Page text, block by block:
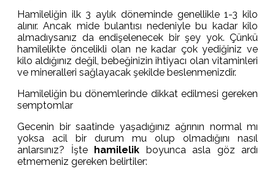
Hamileliğin ilk 3 aylık döneminde genellikle 1-3 kilo
alınır. Ancak mide bulantısı nedeniyle bu kadar kilo
almadıysanız da endişelenecek bir şey yok. Çünkü
hamilelikte öncelikli olan ne kadar çok yediğiniz ve
kilo aldığınız değil, bebeğinizin ihtiyacı olan vitaminleri
ve mineralleri sağlayacak şekilde beslenmenizdir.
Hamileliğin bu dönemlerinde dikkat edilmesi gereken
semptomlar
Gecenin bir saatinde yaşadığınız ağrının normal mı
yoksa acil bir durum mu olup olmadığını nasıl
anlarsınız? İştehamilelik boyunca asla göz ardı
etmemeniz gereken belirtiler: